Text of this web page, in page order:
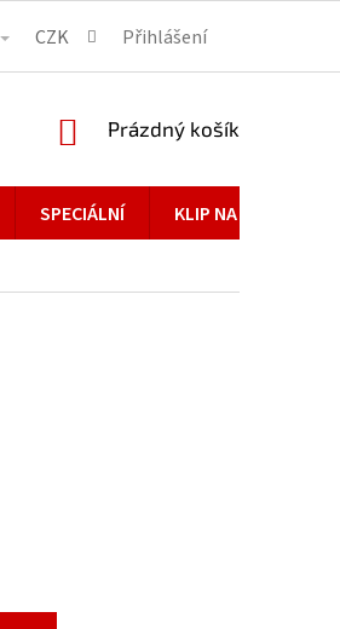
CZK Přihlášení
NÁKUPNÍ
Prázdný košík
SPECIÁLNÍ KLIP NA BRÝLE